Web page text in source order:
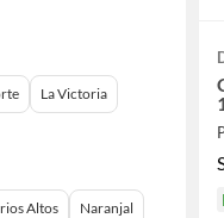
La Victoria
Altos
Naranjal